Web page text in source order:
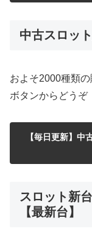
中古スロッ
およそ2000種類
ボタンからどうぞ
【毎日更新】中
スロット新
【最新台】